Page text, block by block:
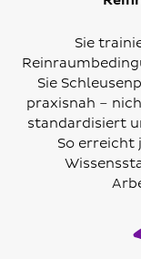
Sie
Sie
praxisnah –
standardisiert
So erreicht